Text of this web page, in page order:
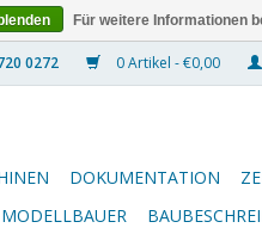
0 Artikel - €0,00
DOKUMENTATION
Für weitere Informationen